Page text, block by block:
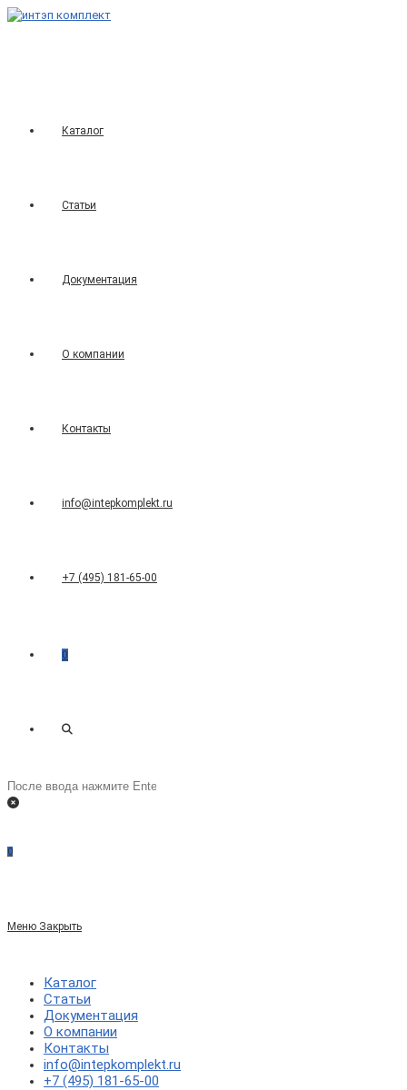
Перейти
Каталог
Статьи
Документация
О компании
Контакты
info@intepkomplekt.ru
+7 (495) 181-65-00
0
Переключить
сайту
Поиск
на
0
Меню Закрыть
Каталог
Статьи
Документация
О компании
Контакты
info@intepkomplekt.ru
+7 (495) 181-65-00